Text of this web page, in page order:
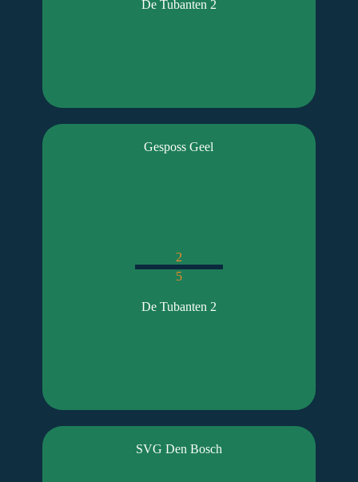
De Tubanten 2
Gesposs Geel
2
5
De Tubanten 2
SVG Den Bosch